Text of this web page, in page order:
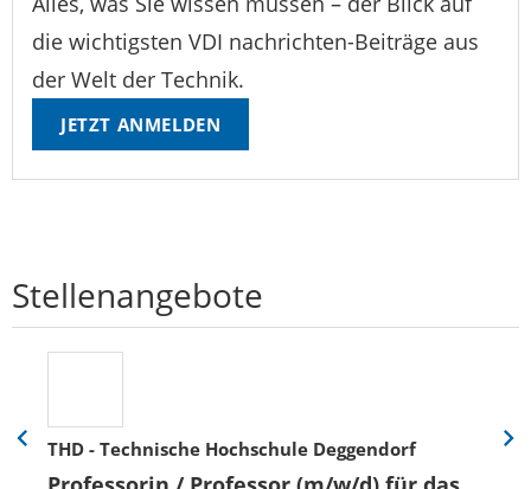
die wichtigsten VDI nachrichten-Beiträge aus
der Welt der Technik.
JETZT ANMELDEN
Stellenangebote
THD - Technische Hochschule Deggendorf
Eine
Eine